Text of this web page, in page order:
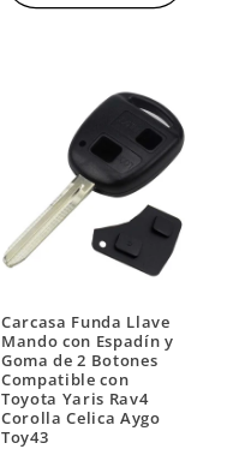
Carcasa Funda Llave
Mando con Espadín y
Goma de 2 Botones
Compatible con
Toyota Yaris Rav4
Corolla Celica Aygo
Toy43